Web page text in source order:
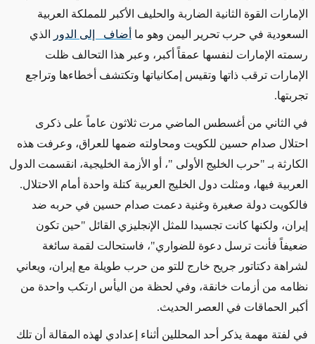
الإمارات القوة الثانية الضاربة والحليف الأكبر للمملكة العربية
السعودية في حرب تحرير اليمن وهو ما أضاف إلى الدور
الذي
رسمته الإمارات لنفسها عمقاً أكبر، وعبر هذا التحالف ظلت
الإمارات ترقب ذاتها وتقيس إمكانياتها وتكتشف أخطاءها وتراجع
تجربتها.
في الثاني من أغسطس الماضي مرت ثلاثون عاماً على ذكرى
احتلال صدام حسين للكويت ومحاولته ضمها للعراق، وعرفت هذه
الكارثة بـ "حرب الخليج الأولى "، أو الأزمة الخليجية، انقسمت الدول
العربية فيها، ومثلت دول الخليج العربية كتلة واحدة أمام الاحتلال.
فالكويت دولة صغيرة وغنية دعمت صدام حسين في حربه ضد
إيران، ولكنها كانت تجسيدا للمثل الإنجليزي القائل "حين تكون
ضعيفاً فأنت ترسل دعوة للضواري"، فاستحالت لقمة سائغة
لشراهة دكتاتور جريح خارج للتو من حرب طويلة مع إيران، ويعاني
نظامه من أزمات خانقة، وفي لحظة من اليأس ارتكب واحدة من
أكبر الحماقات في العصر الحديث.
في لفتة مهمة يذكر أحد المحللين أثناء إعدادي لهذه المقالة أن تلك